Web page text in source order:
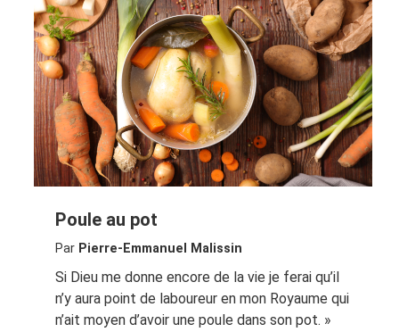
Poule au pot
Par Pierre-Emmanuel Malissin
Si Dieu me donne encore de la vie je ferai qu’il
n’y aura point de laboureur en mon Royaume qui
n’ait moyen d’avoir une poule dans son pot. »